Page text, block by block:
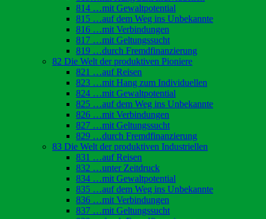
814 …mit Gewaltpotential
815 …auf dem Weg ins Unbekannte
816 …mit Verbindungen
817 …mit Geltungssucht
819 …durch Fremdfinanzierung
82 Die Welt der produktiven Pioniere
821 …auf Reisen
823 …mit Hang zum Individuellen
824 …mit Gewaltpotential
825 …auf dem Weg ins Unbekannte
826 …mit Verbindungen
827 …mit Geltungssucht
829 …durch Fremdfinanzierung
83 Die Welt der produktiven Industriellen
831 …auf Reisen
832 …unter Zeitdruck
834 …mit Gewaltpotential
835 …auf dem Weg ins Unbekannte
836 …mit Verbindungen
837 …mit Geltungssucht